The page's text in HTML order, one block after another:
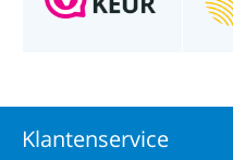
Klantenservice